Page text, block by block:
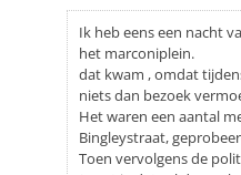
Ik heb eens een nacht
het marconiplein.
dat kwam , omdat
niets dan bezoek
Het waren een aantal
Bingleystraat,
Toen vervolgens de